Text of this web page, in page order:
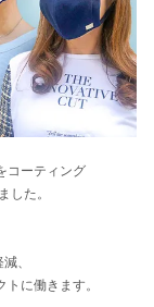
コーティング
した。
、
に働きます。